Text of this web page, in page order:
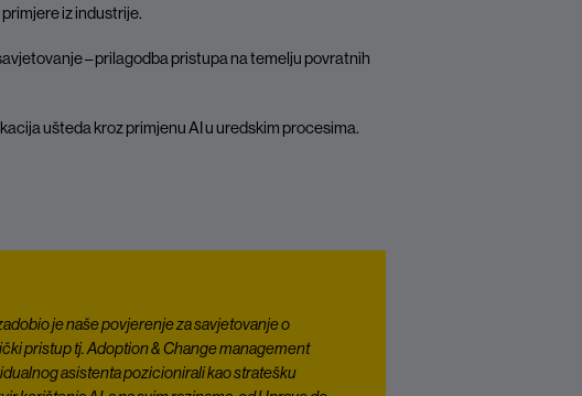
iz industrije.
– prilagodba pristupa na temelju povratnih
ušteda kroz primjenu AI u uredskim procesima.
je naše povjerenje za savjetovanje o
pristup tj. Adoption & Change management
asistenta pozicionirali kao stratešku